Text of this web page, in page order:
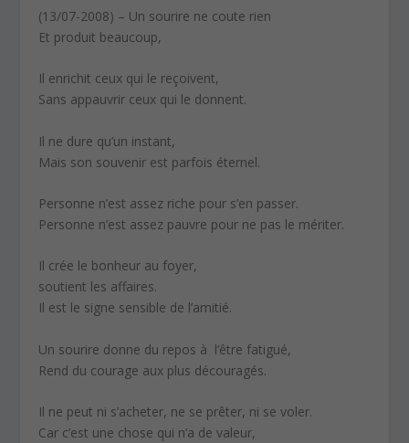
(13/07-2008) – Un sourire ne coute rien
Et produit beaucoup,
Il enrichit ceux qui le reçoivent,
Sans appauvrir ceux qui le donnent.
Il ne dure qu’un instant,
Mais son souvenir est parfois éternel.
Personne n’est assez riche pour s’en passer.
Personne n’est assez pauvre pour ne pas le mériter.
Il crée le bonheur au foyer,
soutient les affaires.
Il est le signe sensible de l’amitié.
Un sourire donne du repos à l’être fatigué,
Rend du courage aux plus découragés.
Il ne peut ni s’acheter, ne se prêter, ni se voler.
Car c’est une chose qui n’a de valeur,